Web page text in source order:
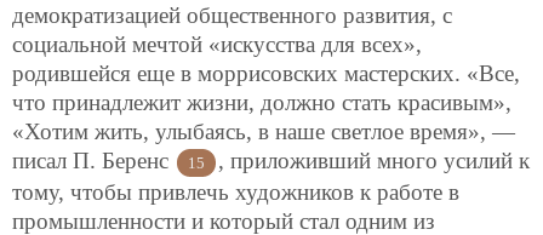
демократизацией общественного развития, с
социальной мечтой «искусства для всех»,
родившейся еще в моррисовских мастерских. «Все,
что принадлежит жизни, должно стать красивым»,
«Хотим жить, улыбаясь, в наше светлое время», —
писал П. Беренс
15
, приложивший много усилий к
тому, чтобы привлечь художников к работе в
промышленности и который стал одним из